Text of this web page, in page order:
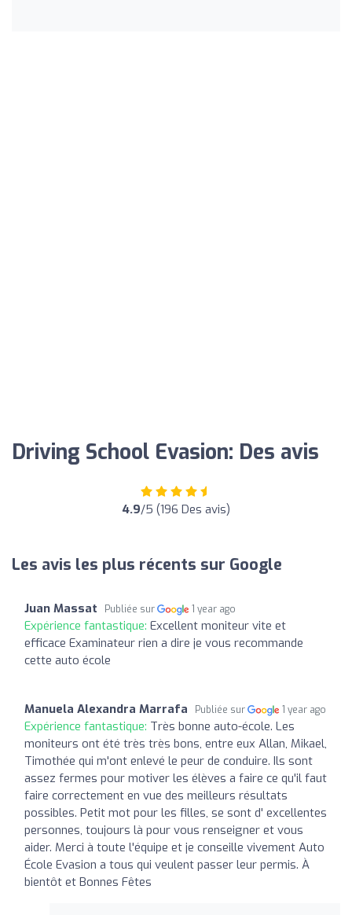
Driving School Evasion: Des avis
4.9/5 (196 Des avis)
Les avis les plus récents sur Google
Juan Massat Publiée sur 1 year ago
Expérience fantastique: Excellent moniteur vite et
efficace Examinateur rien a dire je vous recommande
cette auto école
Manuela Alexandra Marrafa Publiée sur 1 year ago
Expérience fantastique: Très bonne auto-école. Les
moniteurs ont été très très bons, entre eux Allan, Mikael,
Timothée qui m'ont enlevé le peur de conduire. Ils sont
assez fermes pour motiver les élèves a faire ce qu'il faut
faire correctement en vue des meilleurs résultats
possibles. Petit mot pour les filles, se sont d' excellentes
personnes, toujours là pour vous renseigner et vous
aider. Merci à toute l'équipe et je conseille vivement Auto
École Evasion a tous qui veulent passer leur permis. À
bientôt et Bonnes Fêtes